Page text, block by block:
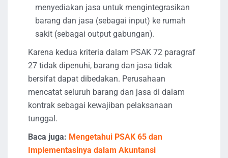
menyediakan jasa untuk mengintegrasikan
barang dan jasa (sebagai input) ke rumah
sakit (sebagai output gabungan).
Karena kedua kriteria dalam PSAK 72 paragraf
27 tidak dipenuhi, barang dan jasa tidak
bersifat dapat dibedakan. Perusahaan
mencatat seluruh barang dan jasa di dalam
kontrak sebagai kewajiban pelaksanaan
tunggal.
Baca juga: Mengetahui PSAK 65 dan
Implementasinya dalam Akuntansi